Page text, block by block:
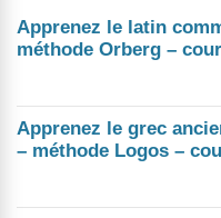
Apprenez le latin
méthode Orberg –
Apprenez le grec
– méthode Logos –